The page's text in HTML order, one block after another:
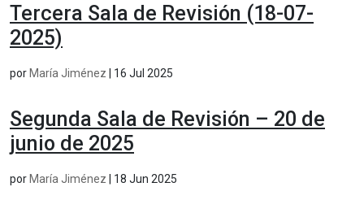
Tercera Sala de Revisión (18-07-
2025)
por María Jiménez 16 Jul 2025
Segunda Sala de Revisión – 20 de
junio de 2025
por María Jiménez 18 Jun 2025